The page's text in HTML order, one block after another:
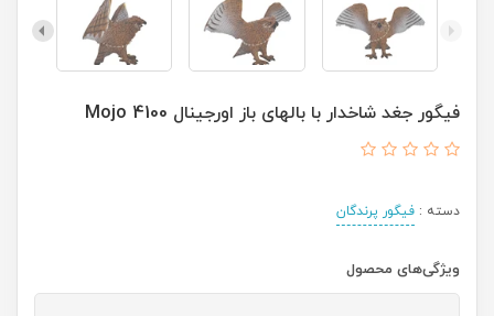
فیگور جغد شاخدار با بالهای باز اورجینال 4100 Mojo
دسته : فیگور پرندگان
ویژگی‌های محصول